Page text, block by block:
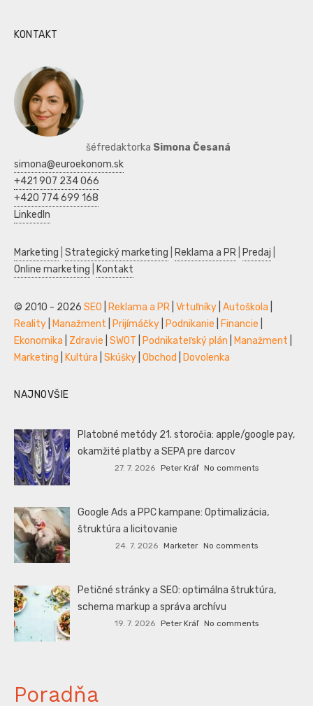
KONTAKT
šéfredaktorka Simona Česaná
simona@euroekonom.sk
+421 907 234 066
+420 774 699 168
LinkedIn
Marketing Strategický marketing Reklama a PR Predaj
Online marketing
Kontakt
© 2010 - 2026 SEO Reklama a PR Vrtuľníky Autoškola
Reality
Manažment Prijímáčky Podnikanie Financie
Ekonomika
Zdravie SWOT Podnikateľský plán Manažment
Marketing
Kultúra Skúšky Obchod Dovolenka
NAJNOVŠIE
Platobné metódy 21. storočia: apple/google pay,
okamžité platby a SEPA pre darcov
27. 7. 2026 Peter Kráľ No comments
Google Ads a PPC kampane: Optimalizácia,
štruktúra a licitovanie
24. 7. 2026 Marketer No comments
Petičné stránky a SEO: optimálna štruktúra,
schema markup a správa archívu
19. 7. 2026 Peter Kráľ No comments
Poradňa